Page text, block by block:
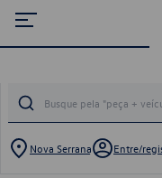
Nova Serrana Entre/